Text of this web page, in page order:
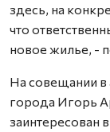
здесь, на
что
новое жилье, -
На совещании в
города Игорь
заинтересован